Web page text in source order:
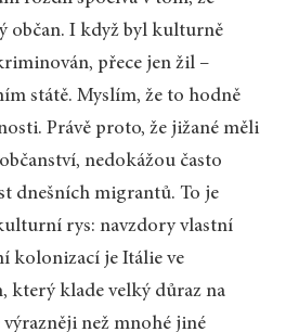
občan. I když byl kulturně
přece jen žil –
státě. Myslím, že to hodně
Právě proto, že jižané měli
nedokážou často
dnešních migrantů. To je
rys: navzdory vlastní
kolonizací je Itálie ve
který klade velký důraz na
výrazněji než mnohé jiné